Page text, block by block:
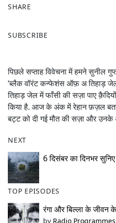
SHARE
a
b
o
o
k
SUBSCRIBE
पिछले सप्ताह विवेचना में हमने सुनील
‘ब्लैक वॉरंट कन्फेशंस ऑफ़ अ तिहाड़
तिहाड़ जेल में फाँसी की सज़ा पाए
किया है. आज के अंक में रेहान फ़ज़ल बता
बट्ट को दी गई मौत की सज़ा और उनके
NEXT
6 दिसंबर का दिनभर
TOP EPISODES
रंगा और बिल्ला के जीवन
by Radio Programmes